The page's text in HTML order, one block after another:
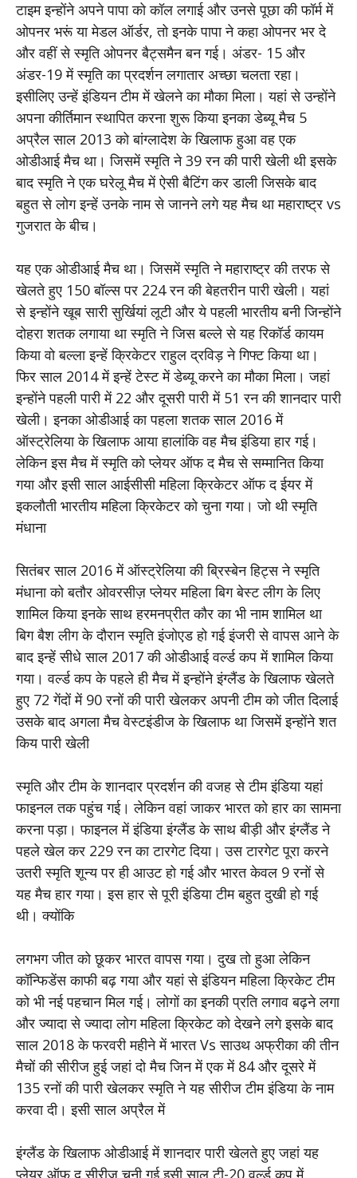
टाइम इन्होंने अपने पापा को कॉल लगाई और उनसे पूछा की फॉर्म में
ओपनर भरूं या मेडल ऑर्डर, तो इनके पापा ने कहा ओपनर भर दे
और वहीं से स्मृति ओपनर बैट्समैन बन गई। अंडर- 15 और
अंडर-19 में स्मृति का प्रदर्शन लगातार अच्छा चलता रहा।
इसीलिए उन्हें इंडियन टीम में खेलने का मौका मिला। यहां से उन्होंने
अपना कीर्तिमान स्थापित करना शुरू किया इनका डेब्यू मैच 5
अप्रैल साल 2013 को बांग्लादेश के खिलाफ हुआ वह एक
ओडीआई मैच था। जिसमें स्मृति ने 39 रन की पारी खेली थी इसके
बाद स्मृति ने एक घरेलू मैच में ऐसी बैटिंग कर डाली जिसके बाद
बहुत से लोग इन्हें उनके नाम से जानने लगे यह मैच था महाराष्ट्र vs
गुजरात के बीच।
यह एक ओडीआई मैच था। जिसमें स्मृति ने महाराष्ट्र की तरफ से
खेलते हुए 150 बॉल्स पर 224 रन की बेहतरीन पारी खेली। यहां
से इन्होंने खूब सारी सुर्खियां लूटी और ये पहली भारतीय बनी जिन्होंने
दोहरा शतक लगाया था स्मृति ने जिस बल्ले से यह रिकॉर्ड कायम
किया वो बल्ला इन्हें क्रिकेटर राहुल द्रविड़ ने गिफ्ट किया था।
फिर साल 2014 में इन्हें टेस्ट में डेब्यू करने का मौका मिला। जहां
इन्होंने पहली पारी में 22 और दूसरी पारी में 51 रन की शानदार पारी
खेली। इनका ओडीआई का पहला शतक साल 2016 में
ऑस्ट्रेलिया के खिलाफ आया हालांकि वह मैच इंडिया हार गई।
लेकिन इस मैच में स्मृति को प्लेयर ऑफ द मैच से सम्मानित किया
गया और इसी साल आईसीसी महिला क्रिकेटर ऑफ द ईयर में
इकलौती भारतीय महिला क्रिकेटर को चुना गया। जो थी स्मृति
मंधाना
सितंबर साल 2016 में ऑस्ट्रेलिया की ब्रिस्बेन हिट्स ने स्मृति
मंधाना को बतौर ओवरसीज़ प्लेयर महिला बिग बेस्ट लीग के लिए
शामिल किया इनके साथ हरमनप्रीत कौर का भी नाम शामिल था
बिग बैश लीग के दौरान स्मृति इंजोएड हो गई इंजरी से वापस आने के
बाद इन्हें सीधे साल 2017 की ओडीआई वर्ल्ड कप में शामिल किया
गया। वर्ल्ड कप के पहले ही मैच में इन्होंने इंग्लैंड के खिलाफ खेलते
हुए 72 गेंदों में 90 रनों की पारी खेलकर अपनी टीम को जीत दिलाई
उसके बाद अगला मैच वेस्टइंडीज के खिलाफ था जिसमें इन्होंने शत
किय पारी खेली
स्मृति और टीम के शानदार प्रदर्शन की वजह से टीम इंडिया यहां
फाइनल तक पहुंच गई। लेकिन वहां जाकर भारत को हार का सामना
करना पड़ा। फाइनल में इंडिया इंग्लैंड के साथ बीड़ी और इंग्लैंड ने
पहले खेल कर 229 रन का टारगेट दिया। उस टारगेट पूरा करने
उतरी स्मृति शून्य पर ही आउट हो गई और भारत केवल 9 रनों से
यह मैच हार गया। इस हार से पूरी इंडिया टीम बहुत दुखी हो गई
थी। क्योंकि
लगभग जीत को छूकर भारत वापस गया। दुख तो हुआ लेकिन
कॉन्फिडेंस काफी बढ़ गया और यहां से इंडियन महिला क्रिकेट टीम
को भी नई पहचान मिल गई। लोगों का इनकी प्रति लगाव बढ़ने लगा
और ज्यादा से ज्यादा लोग महिला क्रिकेट को देखने लगे इसके बाद
साल 2018 के फरवरी महीने में भारत Vs साउथ अफ्रीका की तीन
मैचों की सीरीज हुई जहां दो मैच जिन में एक में 84 और दूसरे में
135 रनों की पारी खेलकर स्मृति ने यह सीरीज टीम इंडिया के नाम
करवा दी। इसी साल अप्रैल में
इंग्लैंड के खिलाफ ओडीआई में शानदार पारी खेलते हुए जहां यह
प्लेयर ऑफ द सीरीज चुनी गई इसी साल टी-20 वर्ल्ड कप में